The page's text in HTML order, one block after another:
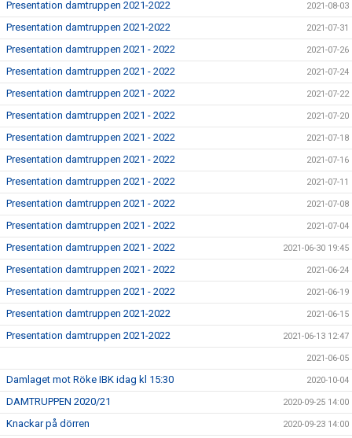
Presentation damtruppen 2021-2022 2021-08-03
Presentation damtruppen 2021-2022 2021-07-31
Presentation damtruppen 2021 - 2022 2021-07-26
Presentation damtruppen 2021 - 2022 2021-07-24
Presentation damtruppen 2021 - 2022 2021-07-22
Presentation damtruppen 2021 - 2022 2021-07-20
Presentation damtruppen 2021 - 2022 2021-07-18
Presentation damtruppen 2021 - 2022 2021-07-16
Presentation damtruppen 2021 - 2022 2021-07-11
Presentation damtruppen 2021 - 2022 2021-07-08
Presentation damtruppen 2021 - 2022 2021-07-04
Presentation damtruppen 2021 - 2022 2021-06-30 19:45
Presentation damtruppen 2021 - 2022 2021-06-24
Presentation damtruppen 2021 - 2022 2021-06-19
Presentation damtruppen 2021-2022 2021-06-15
Presentation damtruppen 2021-2022 2021-06-13 12:47
2021-06-05
Damlaget mot Röke IBK idag kl 15:30 2020-10-04
DAMTRUPPEN 2020/21 2020-09-25 14:00
Knackar på dörren 2020-09-23 14:00